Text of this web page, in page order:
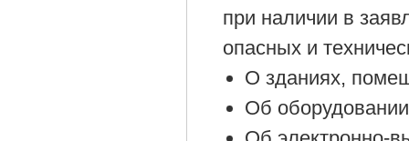
при наличии в
опасных и
О зданиях,
Об